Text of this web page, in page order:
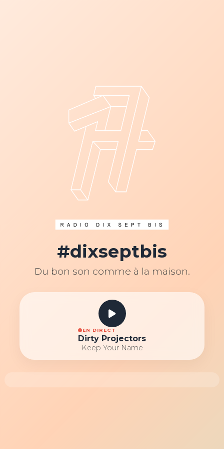
#dixseptbis
Du bon son comme à la maison.
EN DIRECT
Dirty Projectors
Keep Your Name